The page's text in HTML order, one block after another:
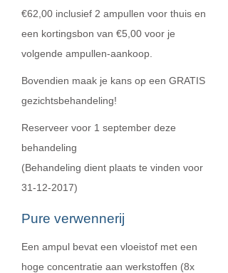
€62,00 inclusief 2 ampullen voor thuis en
een kortingsbon van €5,00 voor je
volgende ampullen-aankoop.
Bovendien maak je kans op een GRATIS
gezichtsbehandeling!
Reserveer voor 1 september deze
behandeling
(Behandeling dient plaats te vinden voor
31-12-2017)
Pure verwennerij
Een ampul bevat een vloeistof met een
hoge concentratie aan werkstoffen (8x